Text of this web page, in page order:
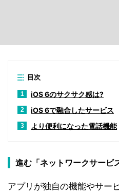
目次
1 iOS 6のサクサク感は?
2 iOS 6で融合したサービス
3 より便利になった電話機能
進む「ネットワークサービ
アプリが独自の機能やサー